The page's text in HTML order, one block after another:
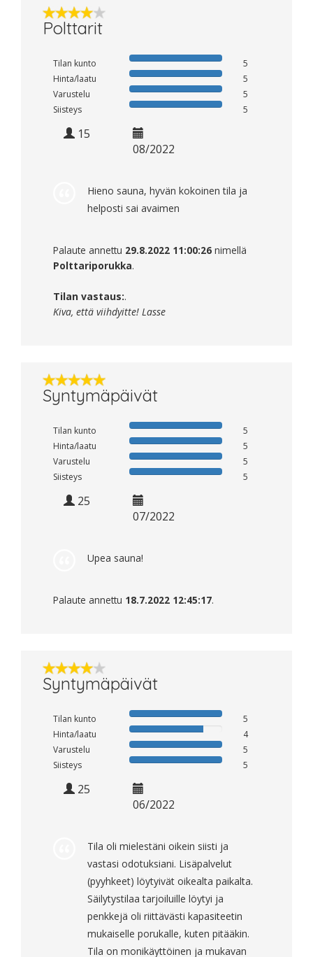
Polttarit
Tilan kunto
5
Hinta/laatu
5
Varustelu
5
Siisteys
5
15
08/2022
Hieno sauna, hyvän kokoinen tila ja
helposti sai avaimen
Palaute annettu 29.8.2022 11:00:26 nimellä
Polttariporukka.
Tilan vastaus:.
Kiva, että viihdyitte! Lasse
Syntymäpäivät
Tilan kunto
5
Hinta/laatu
5
Varustelu
5
Siisteys
5
25
07/2022
Upea sauna!
Palaute annettu 18.7.2022 12:45:17.
Syntymäpäivät
Tilan kunto
5
Hinta/laatu
4
Varustelu
5
Siisteys
5
25
06/2022
Tila oli mielestäni oikein siisti ja
vastasi odotuksiani. Lisäpalvelut
(pyyhkeet) löytyivät oikealta paikalta.
Säilytystilaa tarjoiluille löytyi ja
penkkejä oli riittävästi kapasiteetin
mukaiselle porukalle, kuten pitääkin.
Tila on monikäyttöinen ja mukavan